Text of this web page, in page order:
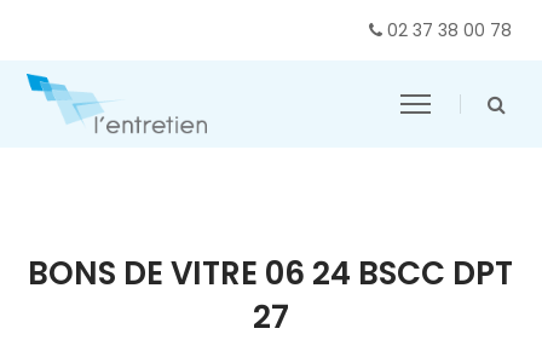
02 37 38 00 78
BONS DE VITRE 06 24 BSCC DPT
27